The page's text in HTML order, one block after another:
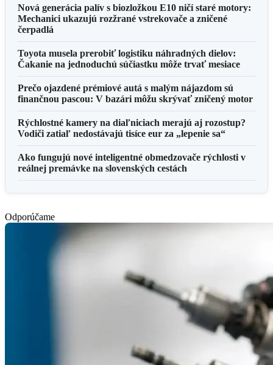
Nová generácia palív s biozložkou E10 ničí staré motory:
Mechanici ukazujú rozžrané vstrekovače a zničené
čerpadlá
Toyota musela prerobiť logistiku náhradných dielov:
Čakanie na jednoduchú súčiastku môže trvať mesiace
Prečo ojazdené prémiové autá s malým nájazdom sú
finančnou pascou: V bazári môžu skrývať zničený motor
Rýchlostné kamery na diaľniciach merajú aj rozostup?
Vodiči zatiaľ nedostávajú tisíce eur za „lepenie sa“
Ako fungujú nové inteligentné obmedzovače rýchlosti v
reálnej premávke na slovenských cestách
Odporúčame